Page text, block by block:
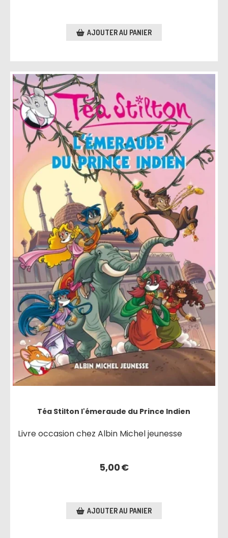
AJOUTER AU PANIER
Téa Stilton l'émeraude du Prince Indien
Livre occasion chez Albin Michel jeunesse
5,00€
AJOUTER AU PANIER